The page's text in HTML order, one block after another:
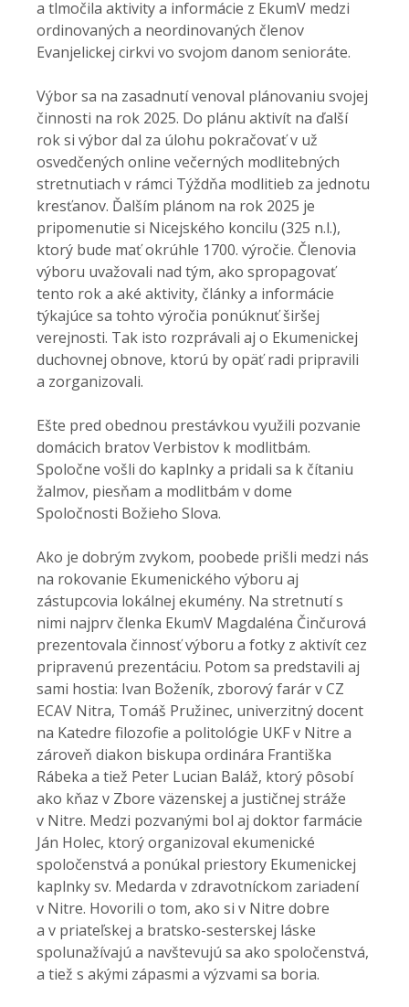
a tlmočila aktivity a informácie z EkumV medzi
ordinovaných a neordinovaných členov
Evanjelickej cirkvi vo svojom danom senioráte.
Výbor sa na zasadnutí venoval plánovaniu svojej
činnosti na rok 2025. Do plánu aktivít na ďalší
rok si výbor dal za úlohu pokračovať v už
osvedčených online večerných modlitebných
stretnutiach v rámci Týždňa modlitieb za jednotu
kresťanov. Ďalším plánom na rok 2025 je
pripomenutie si Nicejského koncilu (325 n.l.),
ktorý bude mať okrúhle 1700. výročie. Členovia
výboru uvažovali nad tým, ako spropagovať
tento rok a aké aktivity, články a informácie
týkajúce sa tohto výročia ponúknuť širšej
verejnosti. Tak isto rozprávali aj o Ekumenickej
duchovnej obnove, ktorú by opäť radi pripravili
a zorganizovali.
Ešte pred obednou prestávkou využili pozvanie
domácich bratov Verbistov k modlitbám.
Spoločne vošli do kaplnky a pridali sa k čítaniu
žalmov, piesňam a modlitbám v dome
Spoločnosti Božieho Slova.
Ako je dobrým zvykom, poobede prišli medzi nás
na rokovanie Ekumenického výboru aj
zástupcovia lokálnej ekumény. Na stretnutí s
nimi najprv členka EkumV Magdaléna Činčurová
prezentovala činnosť výboru a fotky z aktivít cez
pripravenú prezentáciu. Potom sa predstavili aj
sami hostia: Ivan Boženík, zborový farár v CZ
ECAV Nitra, Tomáš Pružinec, univerzitný docent
na Katedre filozofie a politológie UKF v Nitre a
zároveň diakon biskupa ordinára Františka
Rábeka a tiež Peter Lucian Baláž, ktorý pôsobí
ako kňaz v Zbore väzenskej a justičnej stráže
v Nitre. Medzi pozvanými bol aj doktor farmácie
Ján Holec, ktorý organizoval ekumenické
spoločenstvá a ponúkal priestory Ekumenickej
kaplnky sv. Medarda v zdravotníckom zariadení
v Nitre. Hovorili o tom, ako si v Nitre dobre
a v priateľskej a bratsko-sesterskej láske
spolunažívajú a navštevujú sa ako spoločenstvá,
a tiež s akými zápasmi a výzvami sa boria.